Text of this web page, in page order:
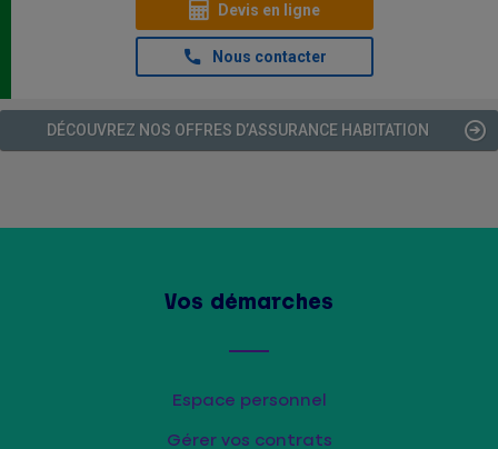
Devis en ligne
Nous contacter
DÉCOUVREZ NOS OFFRES D’ASSURANCE HABITATION
Vos démarches
Espace personnel
Gérer vos contrats